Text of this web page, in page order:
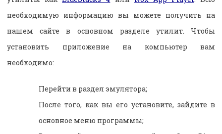
необходимую информацию вы можете получить на
нашем сайте в основном разделе утилит. Чтобы
установить приложение на компьютер вам
необходимо:
Перейти в раздел эмулятора;
После того, как вы его установите, зайдите в
основное меню программы;